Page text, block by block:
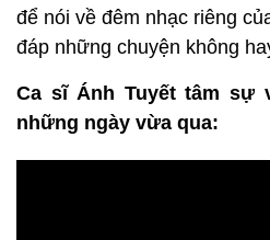
để nói về đêm nhạc riêng
đáp những chuyện không
Ca sĩ Ánh Tuyết tâm sự
những ngày vừa qua: